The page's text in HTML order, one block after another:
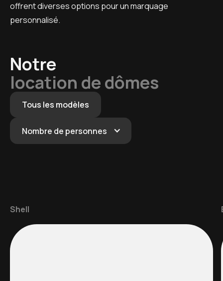
offrent diverses options pour un marquage
personnalisé.
Notre
location de dômes
Tous les modèles
Nombre de personnes
Shell